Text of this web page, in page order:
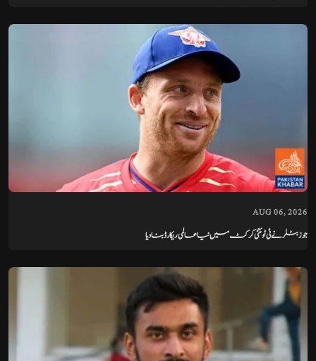
AUG 06, 2026
جوز بٹلر نے ٹی ٹوئنٹی کرکٹ میں نیا عالمی ریکارڈ بنا دیا